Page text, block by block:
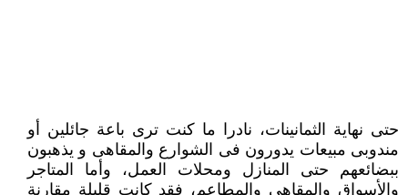
حتى نهاية الثمانينات، نادرا ما كنت ترى باعة جائلين أو
مندوبى مبيعات يدورون فى الشوارع والمقاهى و يذهبون
ببضائعهم حتى المنازل ومحلات العمل، وأما المتاجر
والأسواق والمقاهى والمطاعم، فقد كانت قليلة مقارنة